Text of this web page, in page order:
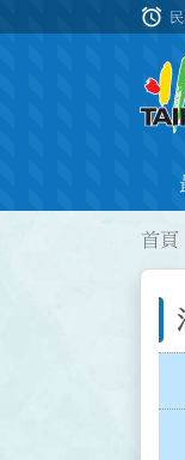
:::
alarm
首頁